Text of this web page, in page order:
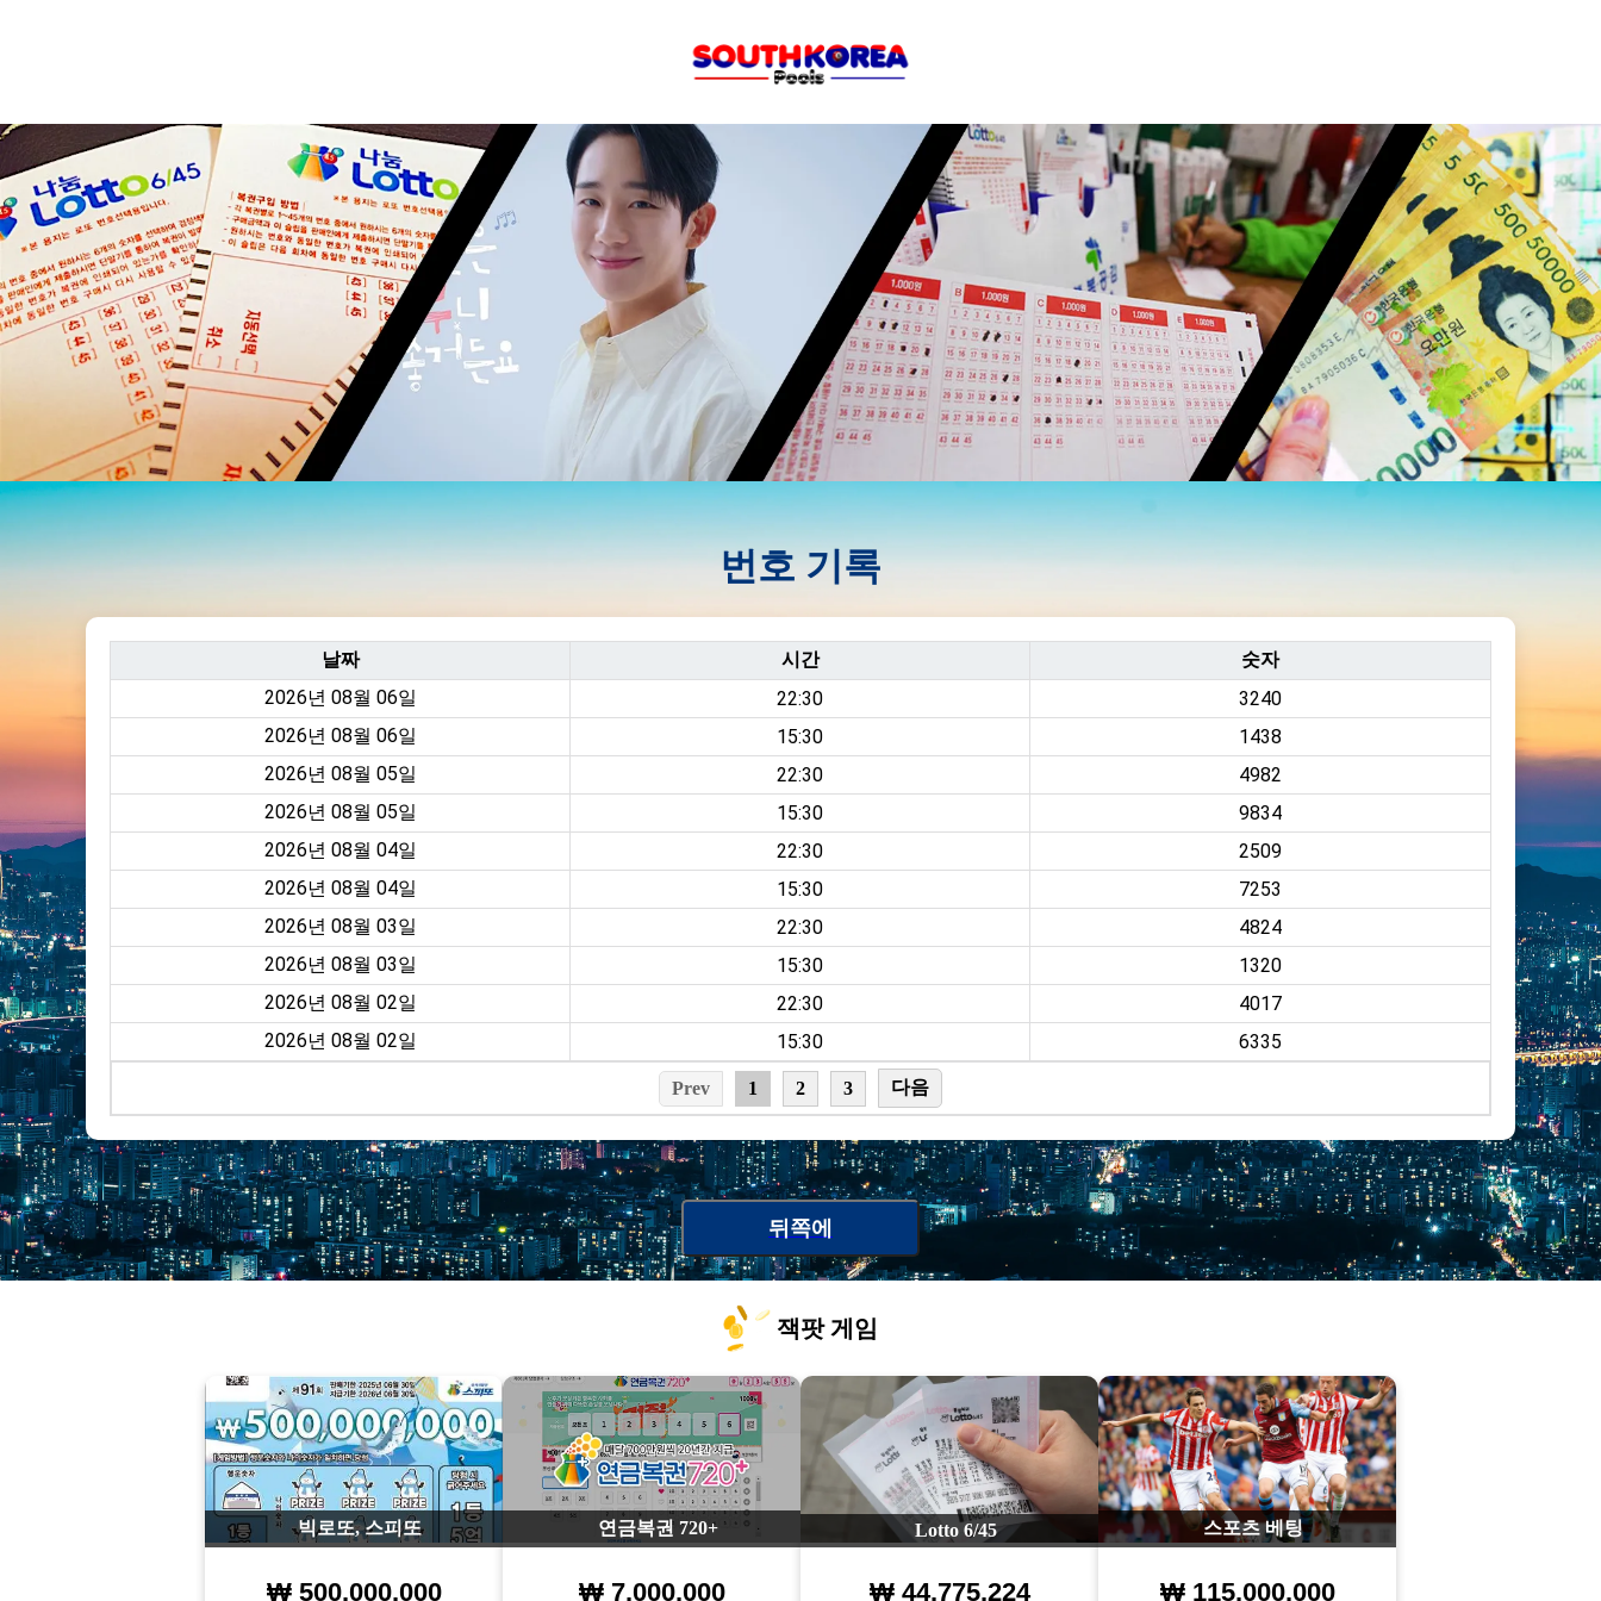
번호 기록
날짜 시간
숫자
2026년 08월 06일
22:30
3240
2026년 08월 06일
15:30
1438
2026년 08월 05일
22:30
4982
2026년 08월 05일
15:30
9834
2026년 08월 04일
22:30
2509
2026년 08월 04일
15:30
7253
2026년 08월 03일
22:30
4824
2026년 08월 03일
15:30
1320
2026년 08월 02일
22:30
4017
2026년 08월 02일
15:30 6335
Prev 1 2 3 다음
뒤쪽에
잭팟 게임
빅로또, 스피또
₩ 500.000.000
연금복권 720+
₩ 7.000.000
Lotto 6/45
₩ 44.775.224
스포츠 베팅
₩ 115.000.000